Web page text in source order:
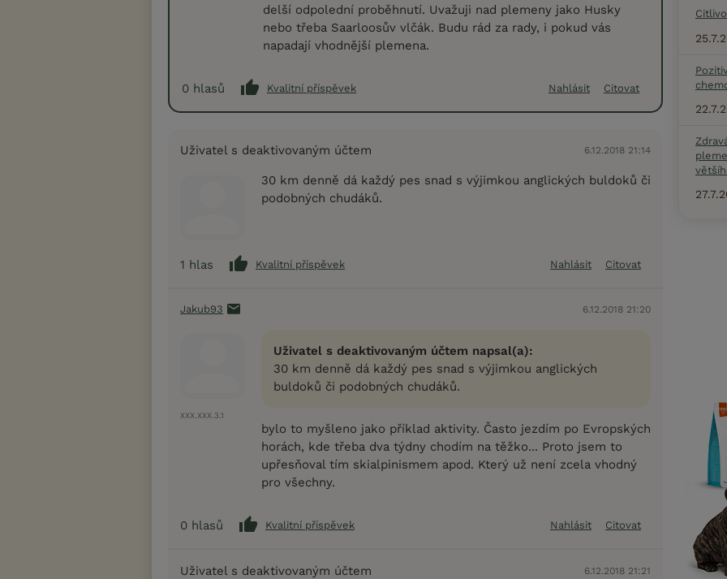
delší odpolední proběhnutí. Uvažuji nad plemeny jako Husky
nebo třeba Saarloosův vlčák. Budu rád za rady, i pokud vás
napadají vhodnější plemena.
0 hlasů Kvalitní příspěvek Nahlásit Citovat
Uživatel s deaktivovaným účtem 6.12.2018 21:14
30 km denně dá každý pes snad s výjimkou anglických buldoků či
podobných chudáků.
1 hlas Kvalitní příspěvek Nahlásit Citovat
Jakub93 6.12.2018 21:20
XXX.XXX.3.1
Uživatel s deaktivovaným účtem napsal(a):
30 km denně dá každý pes snad s výjimkou anglických
buldoků či podobných chudáků.
bylo to myšleno jako příklad aktivity. Často jezdím po Evropských
horách, kde třeba dva týdny chodím na těžko... Proto jsem to
upřesňoval tím skialpinismem apod. Který už není zcela vhodný
pro všechny.
0 hlasů Kvalitní příspěvek Nahlásit Citovat
Uživatel s deaktivovaným účtem 6.12.2018 21:21